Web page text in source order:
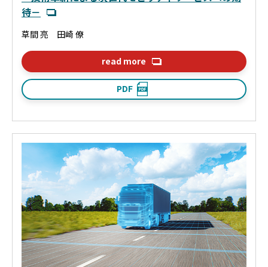
待－
草間 亮 田崎 僚
read more
PDF